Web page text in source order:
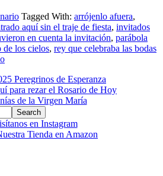
Tagged With: arrójenlo afuera,
aquí sin el traje de fiesta, invitados
en cuenta la invitación, parábola
de los cielos, rey que celebraba las bodas